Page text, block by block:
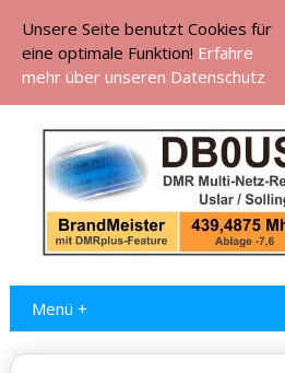
Menü +
Unsere Seite benutzt Cookies für
eine optimale Funktion! Erfahre
mehr über unseren Datenschutz